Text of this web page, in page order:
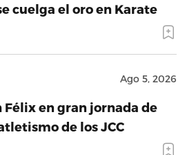
cuelga el oro en Karate
Ago 5, 2026
Félix en gran jornada de
de los JCC